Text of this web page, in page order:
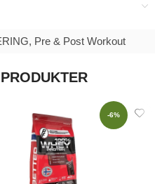
, Pre & Post Workout
-6%